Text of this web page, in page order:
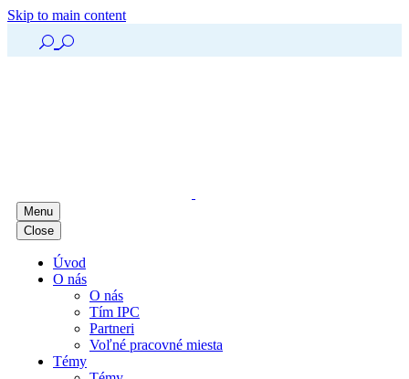
Skip to main content
U U
Menu
Close
Úvod
O nás
O nás
Tím IPC
Partneri
Voľné pracovné miesta
Témy